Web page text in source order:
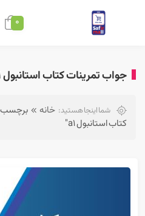
0
جواب تمرینات کتاب استانبول a1
شما اینجا هستید: خانه
کتاب استانبول a1"